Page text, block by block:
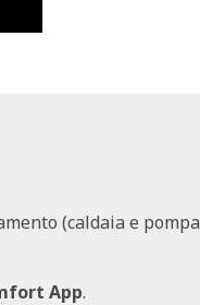
(caldaia e pompa
App.